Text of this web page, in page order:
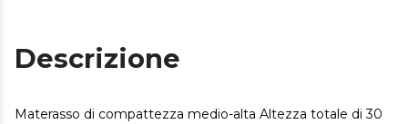
Descrizione
Materasso di compattezza medio-alta Altezza totale di 30